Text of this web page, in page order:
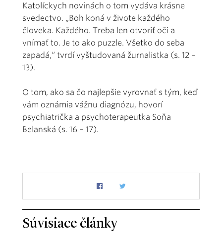
Katolíckych novinách o tom vydáva krásne
svedectvo. „Boh koná v živote každého
človeka. Každého. Treba len otvoriť oči a
vnímať to. Je to ako puzzle. Všetko do seba
zapadá,“ tvrdí vyštudovaná žurnalistka (s. 12 –
13).
O tom, ako sa čo najlepšie vyrovnať s tým, keď
vám oznámia vážnu diagnózu, hovorí
psychiatrička a psychoterapeutka Soňa
Belanská (s. 16 – 17).
Súvisiace články